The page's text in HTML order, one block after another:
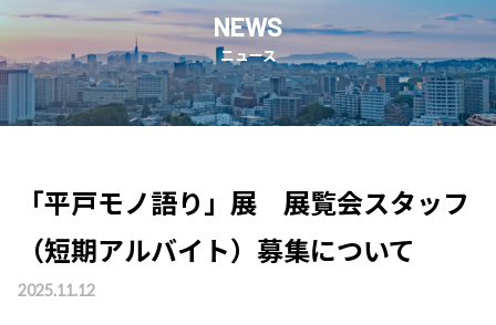
NEWS
ニュース
「平戸モノ語り」展 展覧会スタッフ
（短期アルバイト）募集について
2025.11.12